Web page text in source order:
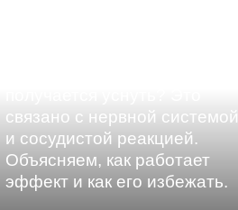
связано с нервной системой
и сосудистой реакцией.
Объясняем, как работает
эффект и как его избежать.